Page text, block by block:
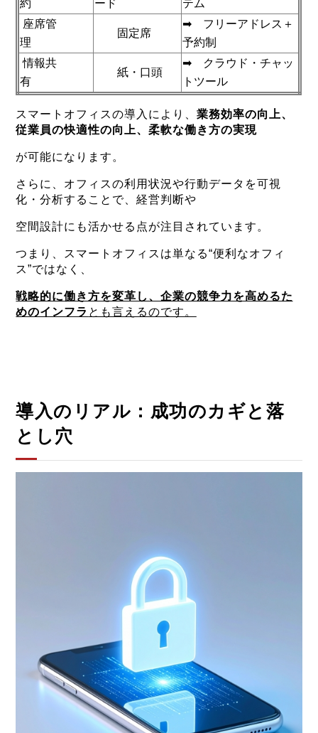
約 ード
テム
座席管
理
固定席
➡ フリーアドレス＋
予約制
情報共
有
紙・口頭
➡ クラウド・チャッ
トツール
スマートオフィスの導入により、 業務効率の向上、
従業員の快適性の向上、柔軟な働き方の実現
が可能になります。
さらに、オフィスの利用状況や行動データを可視
化・分析することで、経営判断や
空間設計にも活かせる点が注目されています。
つまり、スマートオフィスは単なる“便利なオフィ
ス”ではなく、
戦略的に働き方を変革し、企業の競争力を高めるた
めのインフラ とも言えるのです。
導入のリアル：成功のカギと落
とし穴